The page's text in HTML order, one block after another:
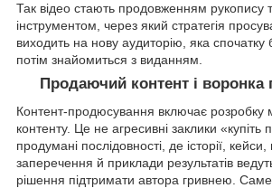
Так відео стають продовженням рукопису
інструментом, через який стратегія
виходить на нову аудиторію, яка
потім знайомиться з виданням.
Продаючий контент і воронка
Контент-продюсування включає розробку
контенту. Це не агресивні заклики «купіть
продумані послідовності, де історії, кейси,
заперечення й приклади результатів
рішення підтримати автора гривнею.